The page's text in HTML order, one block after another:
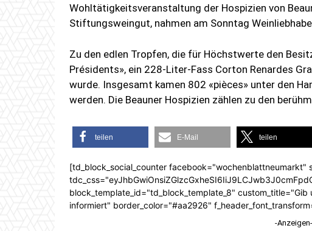
Wohltätigkeitsveranstaltung der Hospizien von
Stiftungsweingut, nahmen am Sonntag
Zu den edlen Tropfen, die für Höchstwerte den
Présidents», ein 228-Liter-Fass Corton Renardes
wurde. Insgesamt kamen 802 «pièces» unter den
werden. Die Beauner Hospizien zählen zu den
teilen E-Mail teilen
[td_block_social_counter facebook="wochenblattneumarkt"
block_template_id="td_block_template_8"
informiert" border_color="#aa2926"
-Anzeigen-